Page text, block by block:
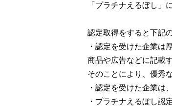
「プラチナえるぼし」
認定取得をすると下記
・認定を受けた企業は
商品や広告などに記載
そのことにより、優秀
・認定を受けた企業は
・プラチナえるぼし認